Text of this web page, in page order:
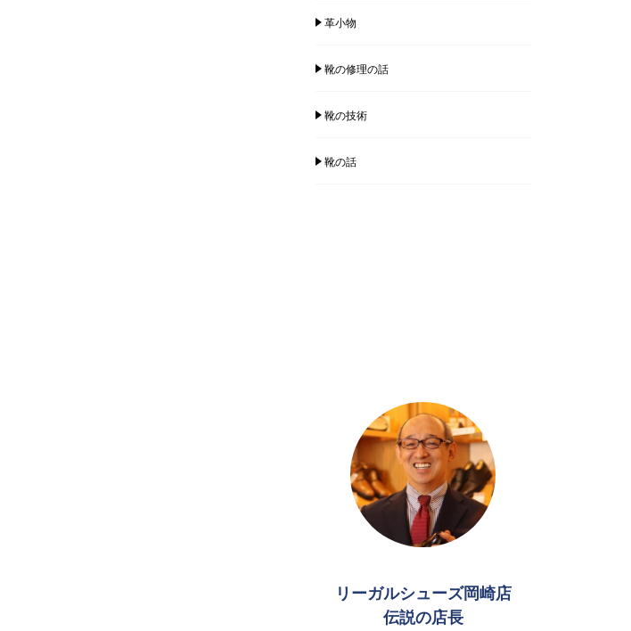
革小物
靴の修理の話
靴の技術
靴の話
リーガルシューズ岡崎店
伝説の店長